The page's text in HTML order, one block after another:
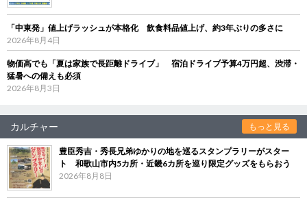
「中東発」値上げラッシュが本格化 飲食料品値上げ、約3年ぶりの多さに
2026年8月4日
物価高でも「夏は家族で長距離ドライブ」 宿泊ドライブ予算4万円超、渋滞・
猛暑への備えも必須
2026年8月3日
カルチャー もっと見る
豊臣秀吉・秀長兄弟ゆかりの地を巡るスタンプラリーがスター
ト 和歌山市内5カ所・近畿6カ所を巡り限定グッズをもらおう
2026年8月8日